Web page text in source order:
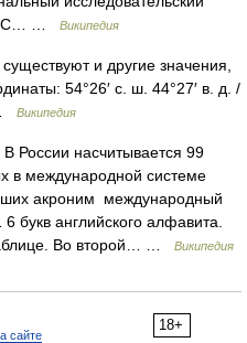
…
Википедия
и другие значения,
54°26′ с. ш. 44°27′ в. д. /
Википедия
России насчитывается 99
в международной системе
акроним международный
букв английского алфавита.
Во второй… …
Википедия
18+
сайте